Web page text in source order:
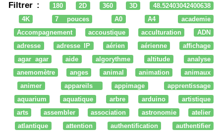
Filtrer : 180 2D 360 3D
48.52403042400638
4K
7 pouces A0 A4
academie
Accompagnement
accoustique acculturation
ADN
adresse
adresse IP aérien aérienne
affichage
agar agar
aide algorythme altitude
analyse
anemomètre
anges animal animation
animaux
animer
appareils appimage
apprentissage
aquarium
aquatique arbre arduino
artistique
arts
assembler association astronomie
atelier
atlantique
attention authentification
authentifier